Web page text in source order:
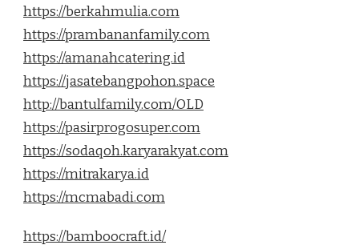
https://berkahmulia.com
https://prambananfamily.com
https://amanahcatering.id
https://jasatebangpohon.space
http://bantulfamily.com/OLD
https://pasirprogosuper.com
https://sodaqoh.karyarakyat.com
https://mitrakarya.id
https://mcmabadi.com
https://bamboocraft.id/